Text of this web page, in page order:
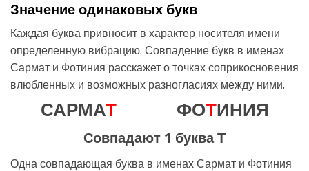
Значение одинаковых букв
Каждая буква привносит в характер носителя имени
определенную вибрацию. Совпадение букв в именах
Сармат и Фотиния расскажет о точках соприкосновения
влюбленных и возможных разногласиях между ними.
САРМАТ ФОТИНИЯ
Совпадают 1 буква Т
Одна совпадающая буква в именах Сармат и Фотиния